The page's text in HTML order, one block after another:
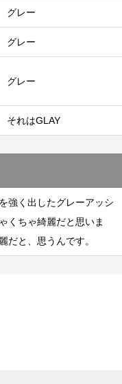
グレー
グレー
グレー
それはGLAY
強く出したグレーアッシ
くちゃ綺麗だと思いま
だと、思うんです。